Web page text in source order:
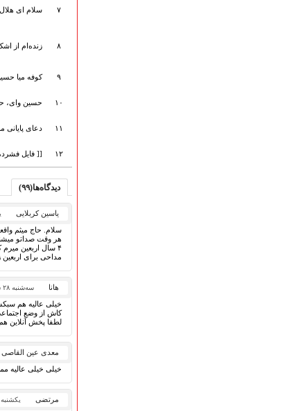
۷ سلام ای هلال
۸ زنده‌ام از
۹ کوفه میا
۱۰ حسین وای،
۱۱ دعای پایانی
۱۲ [[ فایل
دیدگاه‌ها(۹۹)
یاسین کربلایی
سلام. حاج میثم
هر وقت صداتو
۴ سال اربعین میرم کربلا. ان شالله امساا هم برم
مداحی برای اربعین
هانا سه‌شنبه ۲۸ شهریور ۱۳۹۶
خیلی عالیه هم
کاش از وضع
لطفا پخش آنلاین هم
معدی عین القاصی
خیلی خیلی عالیه
مرتضی یکشنبه ۱ مرداد ۱۳۹۶